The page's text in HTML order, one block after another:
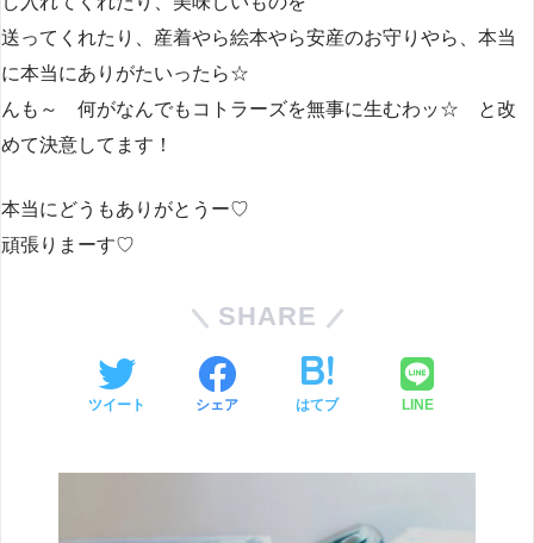
送ってくれたり、産着やら絵本やら安産のお守りやら、本当
に本当にありがたいったら☆
んも～ 何がなんでもコトラーズを無事に生むわッ☆ と改
めて決意してます！
本当にどうもありがとうー♡
頑張りまーす♡
SHARE
ツイート シェア はてブ LINE